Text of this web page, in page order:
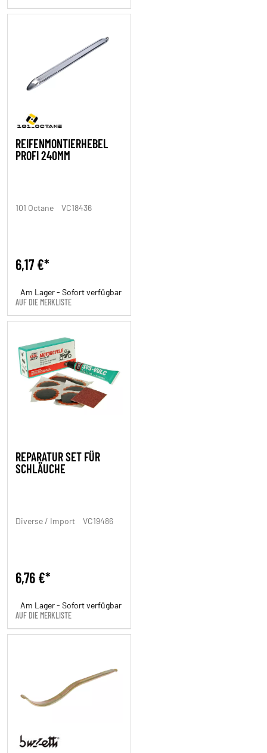
REIFENMONTIERHEBEL
PROFI 240MM
101 Octane VC18436
6,17 €*
Am Lager - Sofort verfügbar
AUF DIE MERKLISTE
REPARATUR SET FÜR
SCHLÄUCHE
Diverse / Import VC19486
6,76 €*
Am Lager - Sofort verfügbar
AUF DIE MERKLISTE